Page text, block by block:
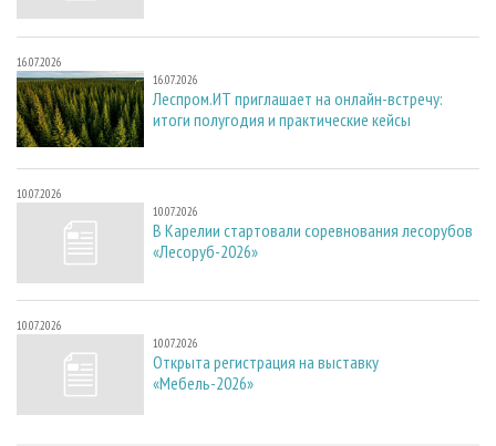
16.07.2026
16.07.2026
Леспром.ИТ приглашает на онлайн-встречу:
итоги полугодия и практические кейсы
10.07.2026
10.07.2026
В Карелии стартовали соревнования лесорубов
«Лесоруб-2026»
10.07.2026
10.07.2026
Открыта регистрация на выставку
«Мебель-2026»